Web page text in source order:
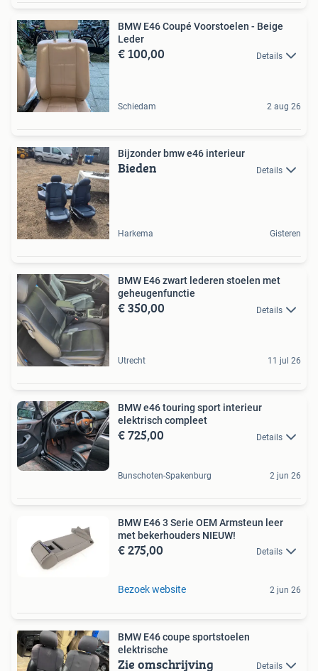
BMW E46 Coupé Voorstoelen - Beige
Leder
€ 100,00 Details
Schiedam 2 aug 26
Bijzonder bmw e46 interieur
Bieden Details
Harkema Gisteren
BMW E46 zwart lederen stoelen met
geheugenfunctie
€ 350,00 Details
Utrecht 11 jul 26
BMW e46 touring sport interieur
elektrisch compleet
€ 725,00 Details
Bunschoten-Spakenburg 2 jun 26
BMW E46 3 Serie OEM Armsteun leer
met bekerhouders NIEUW!
€ 275,00 Details
Bezoek website 2 jun 26
BMW E46 coupe sportstoelen
elektrische
Zie omschrijving Details